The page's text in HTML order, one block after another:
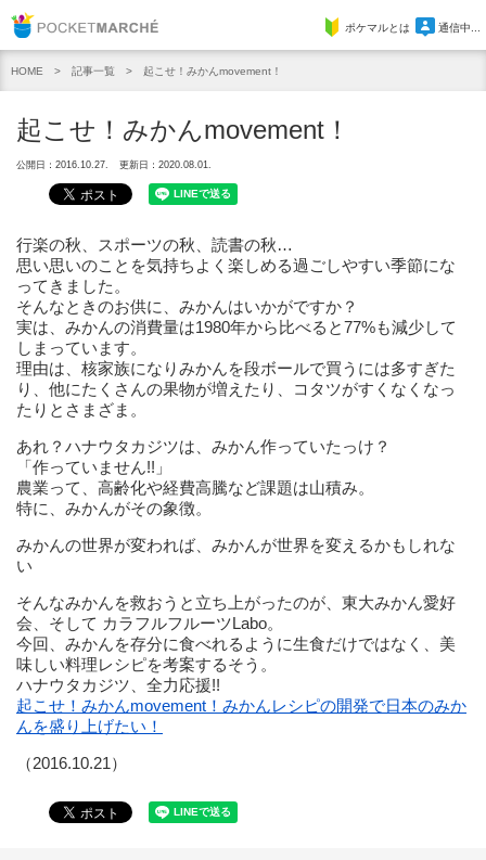
Pocket Marcheポケマルとは 通信中...
HOME 記事一覧 起こせ！みかんmovement！
起こせ！みかんmovement！
公開日：2016.10.27. 更新日：2020.08.01.
行楽の秋、スポーツの秋、読書の秋…
思い思いのことを気持ちよく楽しめる過ごしやすい季節にな
ってきました。
そんなときのお供に、みかんはいかがですか？
実は、みかんの消費量は1980年から比べると77%も減少して
しまっています。
理由は、核家族になりみかんを段ボールで買うには多すぎた
り、他にたくさんの果物が増えたり、コタツがすくなくなっ
たりとさまざま。
あれ？ハナウタカジツは、みかん作っていたっけ？
「作っていません!!」
農業って、高齢化や経費高騰など課題は山積み。
特に、みかんがその象徴。
みかんの世界が変われば、みかんが世界を変えるかもしれな
い
そんなみかんを救おうと立ち上がったのが、東大みかん愛好
会、そして カラフルフルーツLabo。
今回、みかんを存分に食べれるように生食だけではなく、美
味しい料理レシピを考案するそう。
ハナウタカジツ、全力応援!!
起こせ！みかんmovement！みかんレシピの開発で日本のみか
んを盛り上げたい！
（2016.10.21）